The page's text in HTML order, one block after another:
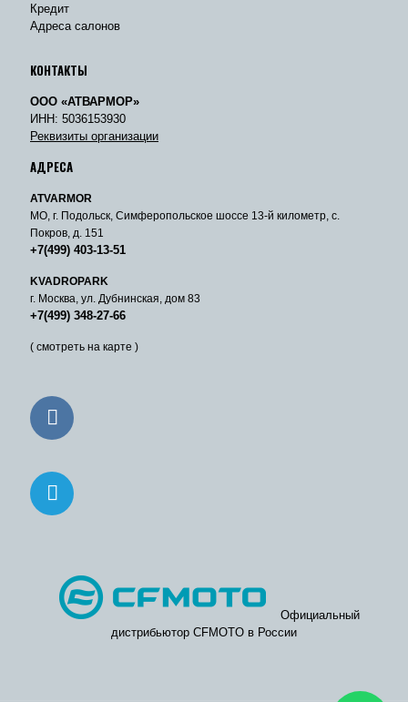
Кредит
Адреса салонов
КОНТАКТЫ
ООО «АТВАРМОР»
ИНН: 5036153930
Реквизиты организации
АДРЕСА
ATVARMOR
МО, г. Подольск, Симферопольское шоссе 13-й километр, с.
Покров, д. 151
+7(499) 403-13-51
KVADROPARK
г. Москва, ул. Дубнинская, дом 83
+7(499) 348-27-66
( смотреть на карте )
Официальный
дистрибьютор CFMOTO в России